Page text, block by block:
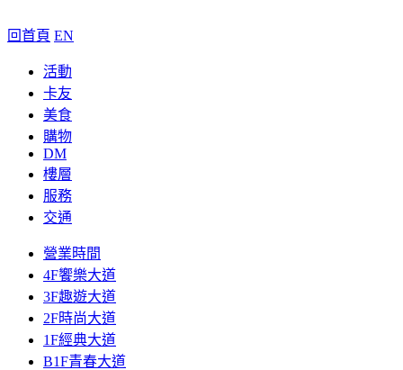
回首頁 EN
活動
卡友
美食
購物
DM
樓層
服務
交通
營業時間
4F饗樂大道
3F趣遊大道
2F時尚大道
1F經典大道
B1F青春大道